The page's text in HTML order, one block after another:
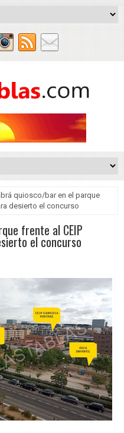
quiosco/bar en el parque
desierto el concurso
frente al CEIP
el concurso